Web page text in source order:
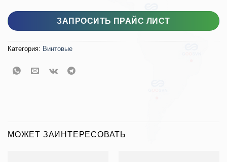
Количество товара GS007R-5.0/5.08
ЗАПРОСИТЬ ПРАЙС ЛИСТ
Категория: Винтовые
МОЖЕТ ЗАИНТЕРЕСОВАТЬ